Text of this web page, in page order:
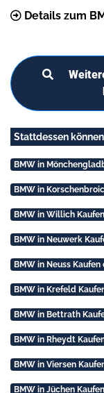
Details zum
Stattdessen
BMW in
BMW in
BMW in Willich
BMW in Neuwerk
BMW in Neuss
BMW in Krefeld
BMW in Bettrath
BMW in Rheydt
BMW in Viersen
BMW in Jüchen